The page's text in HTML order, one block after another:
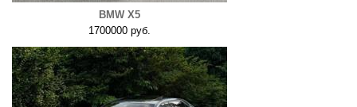
BMW X5
1700000 руб.